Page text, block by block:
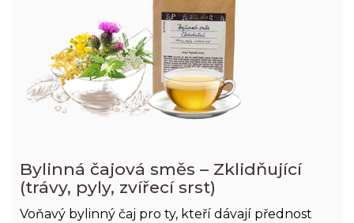
Bylinná čajová směs – Zklidňující
(trávy, pyly, zvířecí srst)
Voňavý bylinný čaj pro ty, kteří dávají přednost